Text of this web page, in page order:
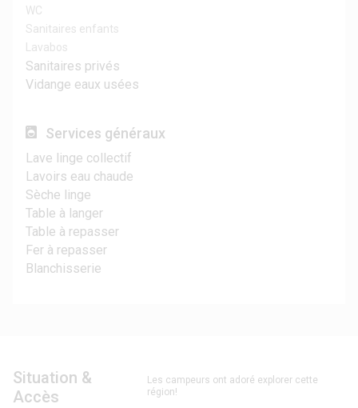
WC
Sanitaires enfants
Lavabos
Sanitaires privés
Vidange eaux usées
Services généraux
Lave linge collectif
Lavoirs eau chaude
Sèche linge
Table à langer
Table à repasser
Fer à repasser
Blanchisserie
Situation &
Accès
Les campeurs ont adoré explorer cette
région!